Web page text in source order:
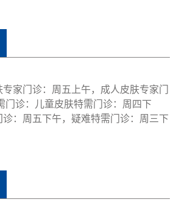
家门诊：周五上午，成人皮肤专家门
门诊：儿童皮肤特需门诊：周四下
：周五下午，疑难特需门诊：周三下